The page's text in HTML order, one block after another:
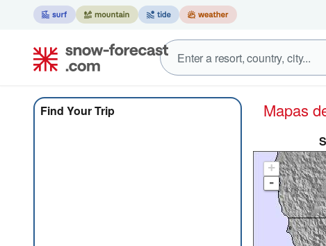
Find Your Trip Mapas
+
-